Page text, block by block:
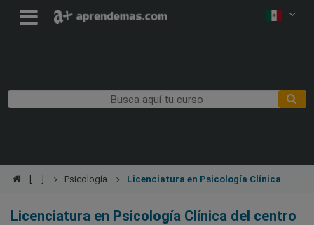
Psicología Licenciatura en Psicología Clínica
Licenciatura en Psicología Clínica del centro